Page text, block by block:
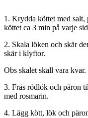
1. Krydda köttet med
köttet ca 3 min på varje
2. Skala löken och skär
skär i klyftor.
Obs skalet skall vara kvar.
3. Fräs rödlök och päron
med rosmarin.
4. Lägg kött, lök och